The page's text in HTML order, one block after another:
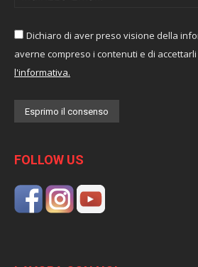
Dichiaro di aver preso visione della
averne compreso i contenuti e di
l'informativa.
FOLLOW US